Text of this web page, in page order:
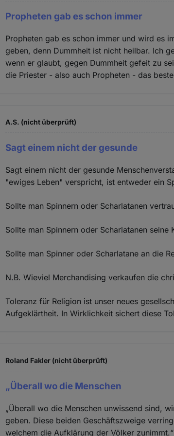
Propheten gab es schon immer
Propheten gab es schon immer und wird es
geben, denn Dummheit ist nicht heilbar. Ich
wenn er glaubt, gegen Dummheit gefeit zu
die Priester - also auch Propheten - das
A.S. (nicht überprüft)
Sagt einem nicht der gesunde
Sagt einem nicht der gesunde
"ewiges Leben" verspricht, ist entweder ein
Sollte man Spinnern oder Scharlatanen
Sollte man Spinnern oder Scharlatanen seine
Sollte man Spinner oder Scharlatane an die
N.B. Wieviel Merchandising verkaufen die
Toleranz für Religion ist unser neues
Aufgeklärtheit. In Wirklichkeit sichert diese
Roland Fakler (nicht überprüft)
„Überall wo die Menschen
„Überall wo die Menschen unwissend sind,
geben. Diese beiden Geschäftszweige
welchem die Aufklärung der Völker